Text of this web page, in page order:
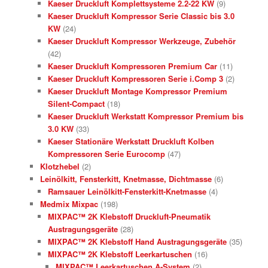
Kaeser Druckluft Komplettsysteme 2.2-22 KW (9)
Kaeser Druckluft Kompressor Serie Classic bis 3.0
KW (24)
Kaeser Druckluft Kompressor Werkzeuge, Zubehör
(42)
Kaeser Druckluft Kompressoren Premium Car (11)
Kaeser Druckluft Kompressoren Serie i.Comp 3 (2)
Kaeser Druckluft Montage Kompressor Premium
Silent-Compact (18)
Kaeser Druckluft Werkstatt Kompressor Premium bis
3.0 KW (33)
Kaeser Stationäre Werkstatt Druckluft Kolben
Kompressoren Serie Eurocomp (47)
Klotzhebel (2)
Leinölkitt, Fensterkitt, Knetmasse, Dichtmasse (6)
Ramsauer Leinölkitt-Fensterkitt-Knetmasse (4)
Medmix Mixpac (198)
MIXPAC™ 2K Klebstoff Druckluft-Pneumatik
Austragungsgeräte (28)
MIXPAC™ 2K Klebstoff Hand Austragungsgeräte (35)
MIXPAC™ 2K Klebstoff Leerkartuschen (16)